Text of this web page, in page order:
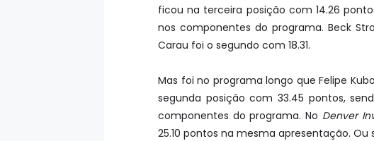
ficou na terceira posição com 14.26
nos componentes do programa. Beck
Carau foi o segundo com 18.31.
Mas foi no programa longo que Felipe
segunda posição com 33.45 pontos,
componentes do programa. No Denver
25.10 pontos na mesma apresentação.